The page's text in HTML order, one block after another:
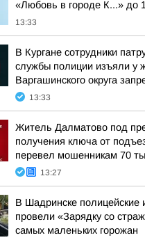
«Любовь в городе К...» до
13:33
В Кургане сотрудники
службы полиции изъяли у
Варгашинского округа
13:33
Житель Далматово под
получения ключа от
перевел мошенникам 70
13:27
В Шадринске полицейские
провели «Зарядку со
самых маленьких горожан